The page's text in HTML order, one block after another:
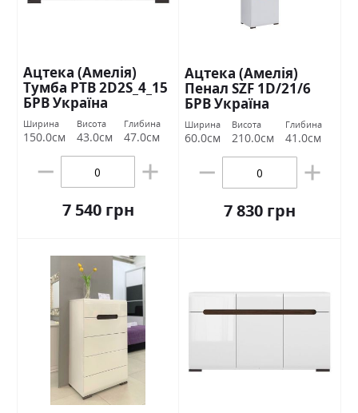
Ацтека (Амелія)
Тумба РТВ 2D2S_4_15
БРВ Україна
Ширина
150.0см
Висота
43.0см
Глибина
47.0см
7 540 грн
Ацтека (Амелія)
Пенал SZF 1D/21/6
БРВ Україна
Ширина
60.0см
Висота
210.0см
Глибина
41.0см
7 830 грн